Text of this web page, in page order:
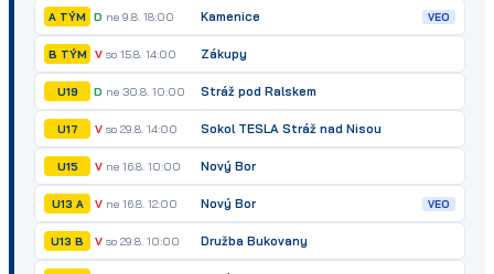
A TÝM D ne 9.8. 18:00 Kamenice VEO
B TÝM V so 15.8. 14:00 Zákupy
U19 D ne 30.8. 10:00 Stráž pod Ralskem
U17 V so 29.8. 14:00 Sokol TESLA Stráž nad Nisou
U15 V ne 16.8. 10:00 Nový Bor
U13 A V ne 16.8. 12:00 Nový Bor VEO
U13 B V so 29.8. 10:00 Družba Bukovany